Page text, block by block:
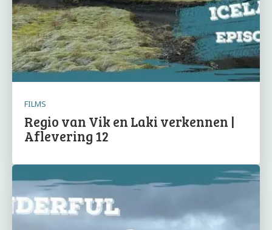
FILMS
Regio van Vik en Laki verkennen |
Aflevering 12